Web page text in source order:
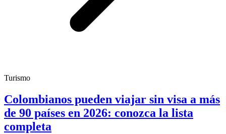
Turismo
Colombianos pueden viajar sin visa a más
de 90 países en 2026: conozca la lista
completa